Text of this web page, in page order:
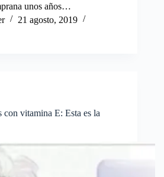
unos años…
21 agosto, 2019
vitamina E: Esta es la